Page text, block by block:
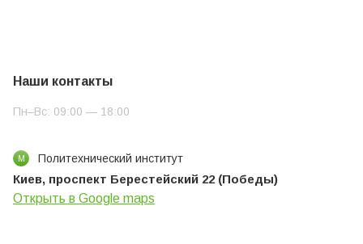
Наши контакты
Пн–Вс: 09:00 — 18:00
М Политехнический институт
Киев, проспект Берестейский 22 (Победы)
Открыть в Google maps